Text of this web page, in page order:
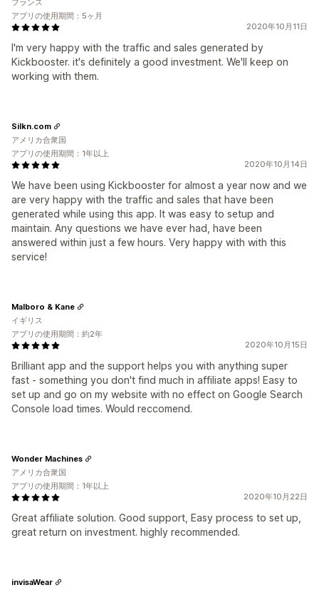
2020年10月11日
I'm very happy with the traffic and sales generated by
Kickbooster. it's definitely a good investment. We'll keep on
working with them.
フランス
アプリの使用期間：5ヶ月
2020年10月14日
We have been using Kickbooster for almost a year now and we
are very happy with the traffic and sales that have been
generated while using this app. It was easy to setup and
maintain. Any questions we have ever had, have been
answered within just a few hours. Very happy with with this
service!
Silkn.com
アメリカ合衆国
アプリの使用期間：1年以上
2020年10月15日
Brilliant app and the support helps you with anything super
fast - something you don't find much in affiliate apps! Easy to
set up and go on my website with no effect on Google Search
Console load times. Would reccomend.
Malboro & Kane
イギリス
アプリの使用期間：約2年
2020年10月22日
Great affiliate solution. Good support, Easy process to set up,
great return on investment. highly recommended.
Wonder Machines
アメリカ合衆国
アプリの使用期間：1年以上
invisaWear